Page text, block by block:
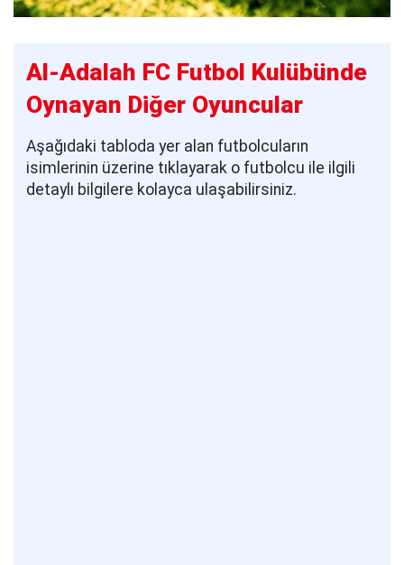
Al-Adalah FC Futbol Kulübünde
Oynayan Diğer Oyuncular
Aşağıdaki tabloda yer alan futbolcuların
isimlerinin üzerine tıklayarak o futbolcu ile ilgili
detaylı bilgilere kolayca ulaşabilirsiniz.